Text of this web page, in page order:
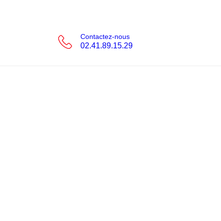
Contactez-nous
02.41.89.15.29